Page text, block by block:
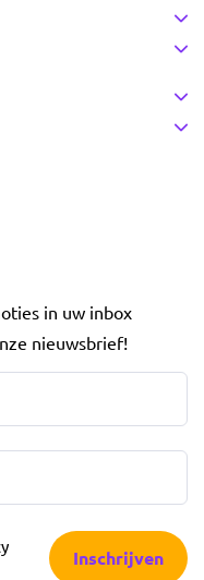
in uw inbox
nieuwsbrief!
Inschrijven